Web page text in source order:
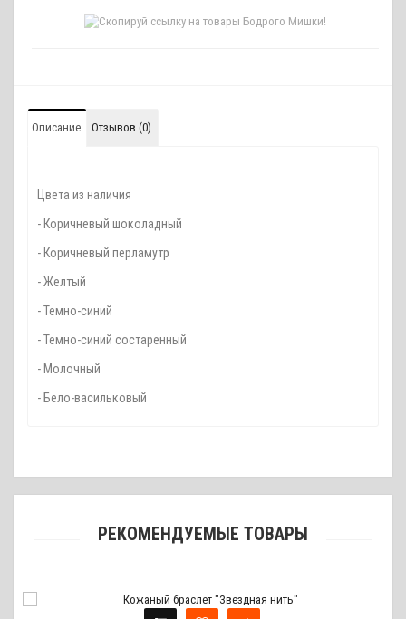
Описание Отзывов (0)
Цвета из наличия
- Коричневый шоколадный
- Коричневый перламутр
- Желтый
- Темно-синий
- Темно-синий состаренный
- Молочный
- Бело-васильковый
РЕКОМЕНДУЕМЫЕ ТОВАРЫ